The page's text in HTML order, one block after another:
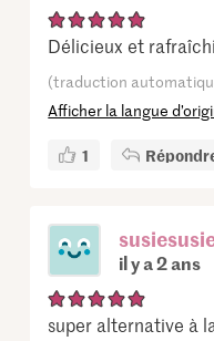
Délicieux et
(traduction
Afficher la langue
1
il y a 2 ans
super alternative à